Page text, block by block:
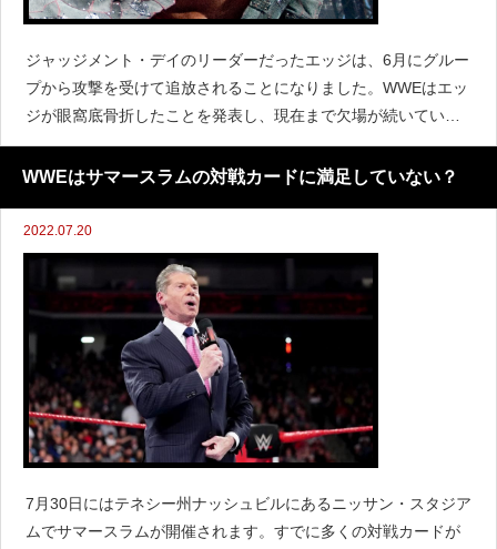
ジャッジメント・デイのリーダーだったエッジは、6月にグルー
プから攻撃を受けて追放されることになりました。WWEはエッ
ジが眼窩底骨折したことを発表し、現在まで欠場が続いている
ものの、次回7月25日にマディソン・スクエア・ガーデンで開催
されるRAWで復帰する予定であると言われています。レ
WWEはサマースラムの対戦カードに満足していない？
2022.07.20
7月30日にはテネシー州ナッシュビルにあるニッサン・スタジア
ムでサマースラムが開催されます。すでに多くの対戦カードが